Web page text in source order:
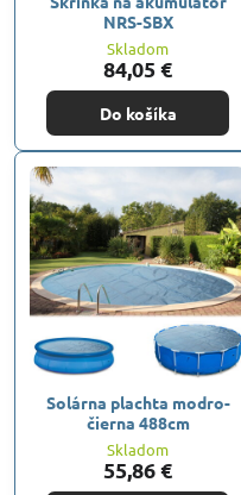
NRS-SBX
Skladom
84,05 €
Do košíka
Solárna plachta modro-
čierna 488cm
Skladom
55,86 €